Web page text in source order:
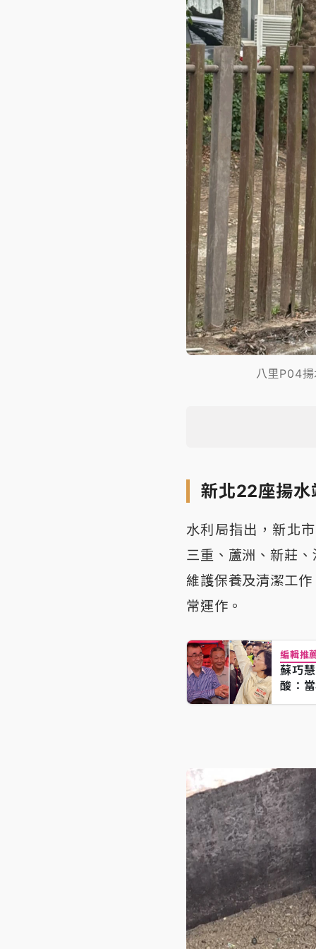
八里P04
新北22座揚水
水利局指出，新北
三重、蘆洲、新莊
維護保養及清潔工
常運作。
編輯推
蘇巧
酸：